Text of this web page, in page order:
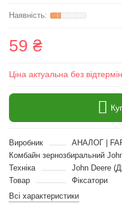
59 ₴
Ціна актуальна без
Виробник
АНАЛОГ |
Комбайн зернозбиральний
Техніка
John Deere
Товар
Фіксатори
Всі характеристики